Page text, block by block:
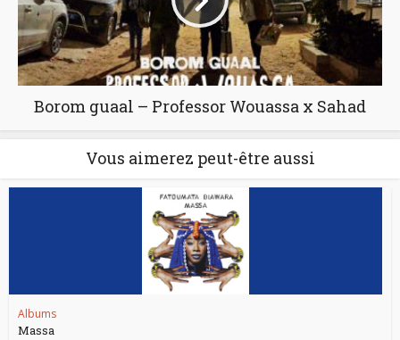
Borom guaal – Professor Wouassa x Sahad
Vous aimerez peut-être aussi
Albums
Massa